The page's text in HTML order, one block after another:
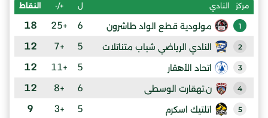
مركز النادي ل +/- النقاط
1 مولودية قطع الواد طاشرون 6
+25
18
2 النادي الرياضي شباب متناتلات 5
+7
12
3 اتحاد الأهقار 5
+11
12
4 ن.تهقارت الوسطى 6
+8
12
5 اتلتيك اسكرم 5
+3
9